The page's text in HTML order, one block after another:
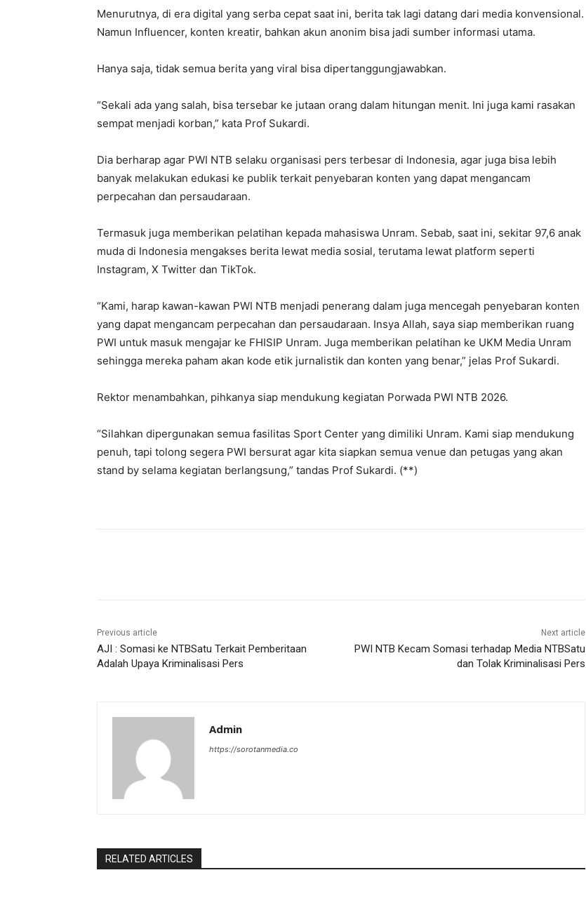
Menurutnya, di era digital yang serba cepat saat ini, berita tak lagi datang dari media konvensional.
Namun Influencer, konten kreatir, bahkan akun anonim bisa jadi sumber informasi utama.
Hanya saja, tidak semua berita yang viral bisa dipertanggungjawabkan.
“Sekali ada yang salah, bisa tersebar ke jutaan orang dalam hitungan menit. Ini juga kami rasakan
sempat menjadi korban,” kata Prof Sukardi.
Dia berharap agar PWI NTB selaku organisasi pers terbesar di Indonesia, agar juga bisa lebih
banyak melakukan edukasi ke publik terkait penyebaran konten yang dapat mengancam
perpecahan dan persaudaraan.
Termasuk juga memberikan pelatihan kepada mahasiswa Unram. Sebab, saat ini, sekitar 97,6 anak
muda di Indonesia mengakses berita lewat media sosial, terutama lewat platform seperti
Instagram, X Twitter dan TikTok.
“Kami, harap kawan-kawan PWI NTB menjadi penerang dalam juga mencegah penyebaran konten
yang dapat mengancam perpecahan dan persaudaraan. Insya Allah, saya siap memberikan ruang
PWI untuk masuk mengajar ke FHISIP Unram. Juga memberikan pelatihan ke UKM Media Unram
sehingga mereka paham akan kode etik jurnalistik dan konten yang benar,” jelas Prof Sukardi.
Rektor menambahkan, pihkanya siap mendukung kegiatan Porwada PWI NTB 2026.
“Silahkan dipergunakan semua fasilitas Sport Center yang dimiliki Unram. Kami siap mendukung
penuh, tapi tolong segera PWI bersurat agar kita siapkan semua venue dan petugas yang akan
stand by selama kegiatan berlangsung,” tandas Prof Sukardi. (**)
Previous article
AJI : Somasi ke NTBSatu Terkait Pemberitaan
Adalah Upaya Kriminalisasi Pers
Next article
PWI NTB Kecam Somasi terhadap Media NTBSatu
dan Tolak Kriminalisasi Pers
Admin
https://sorotanmedia.co
RELATED ARTICLES